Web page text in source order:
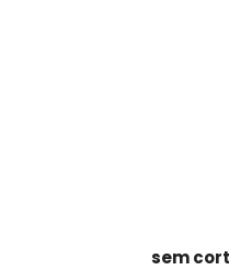
sem